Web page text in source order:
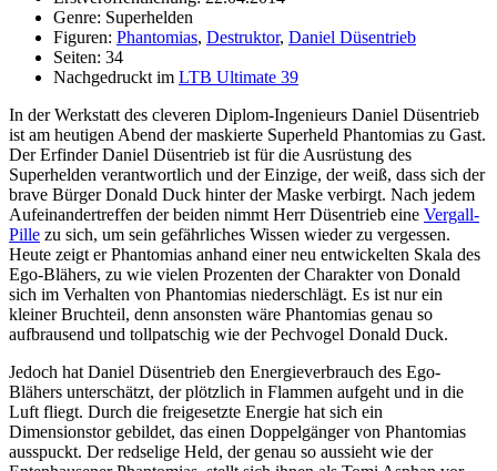
Genre: Superhelden
Figuren: Phantomias, Destruktor, Daniel Düsentrieb
Seiten: 34
Nachgedruckt im LTB Ultimate 39
In der Werkstatt des cleveren Diplom-Ingenieurs Daniel Düsentrieb
ist am heutigen Abend der maskierte Superheld Phantomias zu Gast.
Der Erfinder Daniel Düsentrieb ist für die Ausrüstung des
Superhelden verantwortlich und der Einzige, der weiß, dass sich der
brave Bürger Donald Duck hinter der Maske verbirgt. Nach jedem
Aufeinandertreffen der beiden nimmt Herr Düsentrieb eine Vergall-
Pille zu sich, um sein gefährliches Wissen wieder zu vergessen.
Heute zeigt er Phantomias anhand einer neu entwickelten Skala des
Ego-Blähers, zu wie vielen Prozenten der Charakter von Donald
sich im Verhalten von Phantomias niederschlägt. Es ist nur ein
kleiner Bruchteil, denn ansonsten wäre Phantomias genau so
aufbrausend und tollpatschig wie der Pechvogel Donald Duck.
Jedoch hat Daniel Düsentrieb den Energieverbrauch des Ego-
Blähers unterschätzt, der plötzlich in Flammen aufgeht und in die
Luft fliegt. Durch die freigesetzte Energie hat sich ein
Dimensionstor gebildet, das einen Doppelgänger von Phantomias
ausspuckt. Der redselige Held, der genau so aussieht wie der